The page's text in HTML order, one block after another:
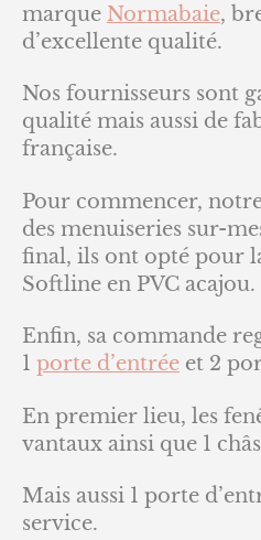
marque Normabaie,
d’excellente qualité.
Nos fournisseurs sont
qualité mais aussi de
française.
Pour commencer,
des menuiseries sur-
final, ils ont opté pour
Softline en PVC acajou.
Enfin, sa commande
1 porte d’entrée et 2
En premier lieu, les
vantaux ainsi que 1
Mais aussi 1 porte
service.